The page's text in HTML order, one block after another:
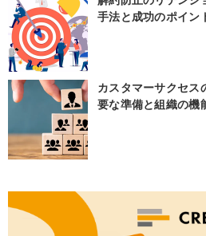
手法と成功のポイン
カスタマーサクセス
要な準備と組織の機